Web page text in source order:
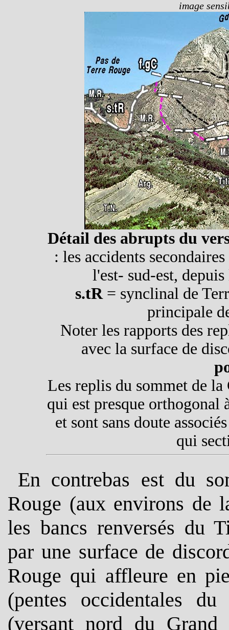
image
Détail des abrupts du
: les accidents
l'est- sud-est,
s.tR= synclinal de
principale
Noter les rapports des
avec la surface de
Les replis du sommet de
qui est presque
et sont sans doute
qui
En contrebas est du
Rouge (aux environs de
les bancs renversés du
par une surface de
Rouge qui affleure en
(pentes occidentales
(versant nord du